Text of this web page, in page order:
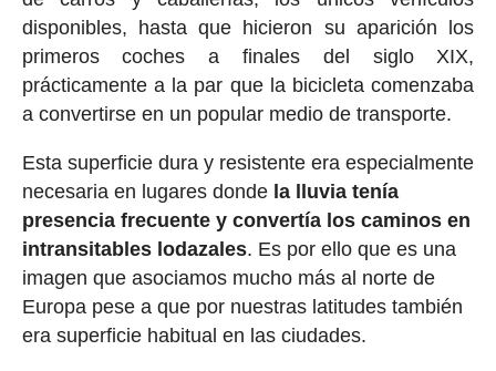
disponibles, hasta que hicieron su aparición los
primeros coches a finales del siglo XIX,
prácticamente a la par que la bicicleta comenzaba
a convertirse en un popular medio de transporte.
Esta superficie dura y resistente era especialmente
necesaria en lugares dondela lluvia tenía
presencia frecuente y convertía los caminos en
intransitables lodazales. Es por ello que es una
imagen que asociamos mucho más al norte de
Europa pese a que por nuestras latitudes también
era superficie habitual en las ciudades.